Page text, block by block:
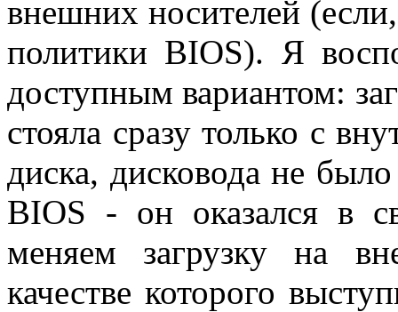
внешних носителей
политики BIOS). Я
доступным вариантом:
стояла сразу только с
диска, дисковода не
BIOS - он оказался в
меняем загрузку на
качестве которого